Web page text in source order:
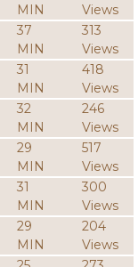
MIN
Views
37
MIN
313
Views
31
MIN
418
Views
32
MIN
246
Views
29
MIN
517
Views
31
MIN
300
Views
29
MIN
204
Views